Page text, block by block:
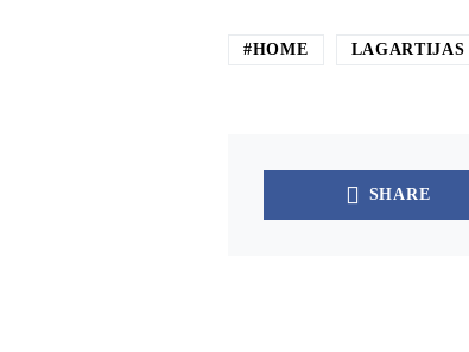
#HOME LAGARTIJAS
SHARE